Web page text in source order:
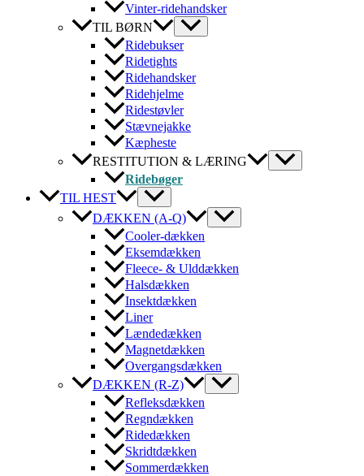
Vinter-ridehandsker
TIL BØRN
Ridebukser
Ridetights
Ridehandsker
Ridehjelme
Ridestøvler
Stævnejakke
Kæpheste
RESTITUTION & LÆRING
Ridebøger
TIL HEST
DÆKKEN (A-Q)
Cooler-dækken
Eksemdækken
Fleece- & Ulddækken
Halsdækken
Insektdækken
Liner
Lændedækken
Magnetdækken
Overgangsdækken
DÆKKEN (R-Z)
Refleksdækken
Regndækken
Ridedækken
Skridtdækken
Sommerdækken